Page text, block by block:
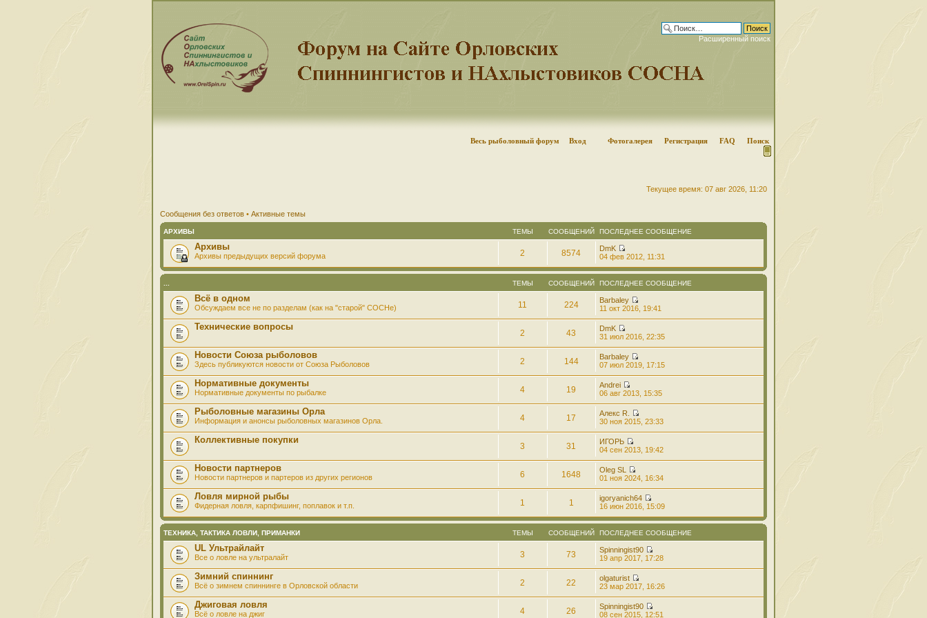
Расширенный поиск
Весь рыболовный форум Вход Фотогалерея Регистрация FAQ Поиск
Текущее время: 07 авг 2026, 11:20
Сообщения без ответов • Активные темы
АРХИВЫ ТЕМЫ СООБЩЕНИЙ ПОСЛЕДНЕЕ СООБЩЕНИЕ
Архивы
Архивы предыдущих версий форума 2 8574
DmK
04 фев 2012, 11:31
ТЕМЫ СООБЩЕНИЙ ПОСЛЕДНЕЕ СООБЩЕНИЕ
Всё в одном
Обсуждаем все не по разделам (как на "старой" СОСНе) 11 224
Barbaley
11 окт 2016, 19:41
Технические вопросы
2 43
DmK
31 июл 2016, 22:35
Новости Союза рыболовов
Здесь публикуются новости от Союза Рыболовов 2 144
Barbaley
07 июл 2019, 17:15
Нормативные документы
Нормативные документы по рыбалке 4 19
Andrei
06 авг 2013, 15:35
Рыболовные магазины Орла
Информация и анонсы рыболовных магазинов Орла. 4 17
Алекс R.
30 ноя 2015, 23:33
Коллективные покупки
3 31
ИГОРЬ
04 сен 2013, 19:42
Новости партнеров
Новости партнеров и партеров из других регионов 6 1648
Oleg SL
01 ноя 2024, 16:34
Ловля мирной рыбы
Фидерная ловля, карпфишинг, поплавок и т.п. 1 1
igoryanich64
16 июн 2016, 15:09
ТЕХНИКА, ТАКТИКА ЛОВЛИ, ПРИМАНКИ ТЕМЫ СООБЩЕНИЙ ПОСЛЕДНЕЕ СООБЩЕНИЕ
UL Ультрайлайт
Все о ловле на ультралайт 3 73
Spinningist90
19 апр 2017, 17:28
Зимний спиннинг
Всё о зимнем спиннинге в Орловской области 2 22
olgaturist
23 мар 2017, 16:26
Джиговая ловля
Всё о ловле на джиг 4 26
Spinningist90
08 сен 2015, 12:51